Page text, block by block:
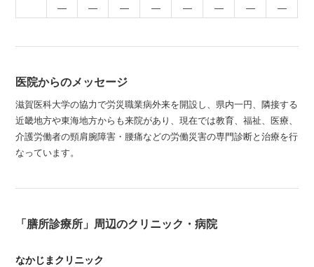
―
― ― ― ― ― ― ―
医院からのメッセージ
滋賀医科大学の協力で労災職業病外来を開設し、県内一円、隣接する
近畿地方や東海地方からも来院があり、現在では教育、福祉、医療、
介護労働者の頸肩腕障害・腰痛などの労働災害の専門診断と治療を行
なっています。
「膳所診療所」周辺のクリニック・病院
なかじまクリニック